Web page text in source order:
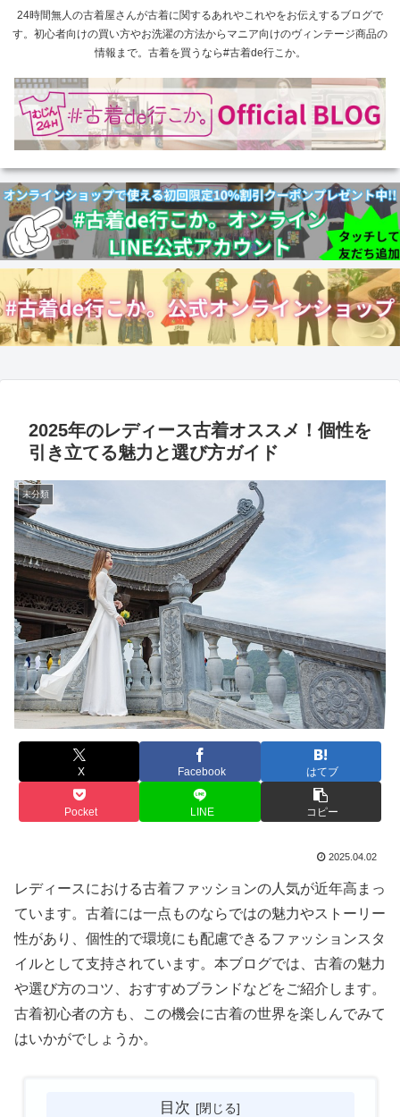
24時間無人の古着屋さんが古着に関するあれやこれやをお伝えするブログで
す。初心者向けの買い方やお洗濯の方法からマニア向けのヴィンテージ商品の
情報まで。古着を買うなら#古着de行こか。
2025年のレディース古着オススメ！個性を
引き立てる魅力と選び方ガイド
未分類
X Facebook はてブ
Pocket LINE コピー
2025.04.02
レディースにおける古着ファッションの人気が近年高まっ
ています。古着には一点ものならではの魅力やストーリー
性があり、個性的で環境にも配慮できるファッションスタ
イルとして支持されています。本ブログでは、古着の魅力
や選び方のコツ、おすすめブランドなどをご紹介します。
古着初心者の方も、この機会に古着の世界を楽しんでみて
はいかがでしょうか。
目次